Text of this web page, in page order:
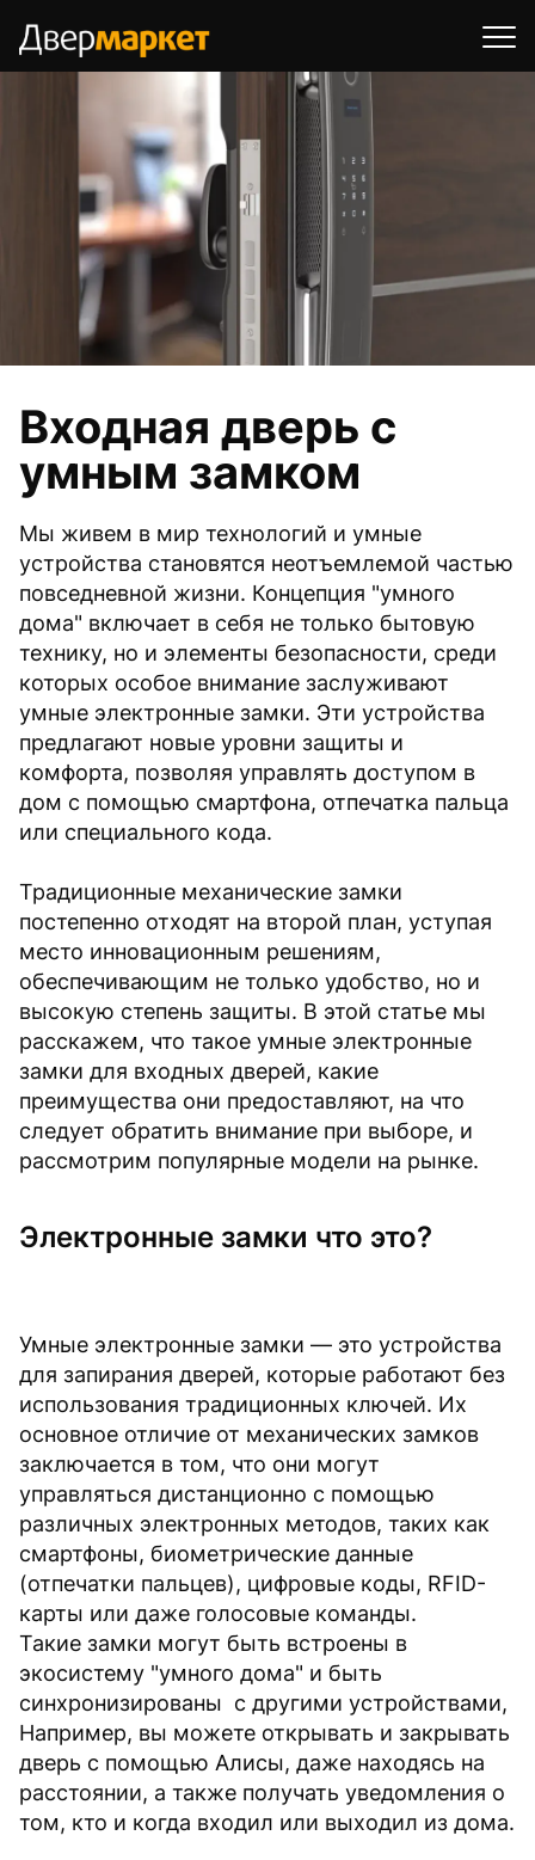
Входная дверь с
умным замком
Мы живем в мир технологий и умные
устройства становятся неотъемлемой частью
повседневной жизни. Концепция "умного
дома" включает в себя не только бытовую
технику, но и элементы безопасности, среди
которых особое внимание заслуживают
умные электронные замки. Эти устройства
предлагают новые уровни защиты и
комфорта, позволяя управлять доступом в
дом с помощью смартфона, отпечатка пальца
или специального кода.
Традиционные механические замки
постепенно отходят на второй план, уступая
место инновационным решениям,
обеспечивающим не только удобство, но и
высокую степень защиты. В этой статье мы
расскажем, что такое умные электронные
замки для входных дверей, какие
преимущества они предоставляют, на что
следует обратить внимание при выборе, и
рассмотрим популярные модели на рынке.
Электронные замки что это?
Умные электронные замки — это устройства
для запирания дверей, которые работают без
использования традиционных ключей. Их
основное отличие от механических замков
заключается в том, что они могут
управляться дистанционно с помощью
различных электронных методов, таких как
смартфоны, биометрические данные
(отпечатки пальцев), цифровые коды, RFID-
карты или даже голосовые команды.
Такие замки могут быть встроены в
экосистему "умного дома" и быть
синхронизированы с другими устройствами,
Например, вы можете открывать и закрывать
дверь с помощью Алисы, даже находясь на
расстоянии, а также получать уведомления о
том, кто и когда входил или выходил из дома.